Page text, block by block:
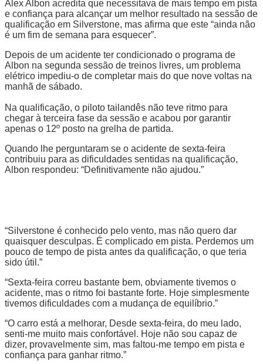
Alex Albon acredita que necessitava de mais tempo em pista
e confiança para alcançar um melhor resultado na sessão de
qualificação em Silverstone, mas afirma que este “ainda não
é um fim de semana para esquecer”.
Depois de um acidente ter condicionado o programa de
Albon na segunda sessão de treinos livres, um problema
elétrico impediu-o de completar mais do que nove voltas na
manhã de sábado.
Na qualificação, o piloto tailandês não teve ritmo para
chegar à terceira fase da sessão e acabou por garantir
apenas o 12º posto na grelha de partida.
Quando lhe perguntaram se o acidente de sexta-feira
contribuiu para as dificuldades sentidas na qualificação,
Albon respondeu: “Definitivamente não ajudou.”
“Silverstone é conhecido pelo vento, mas não quero dar
quaisquer desculpas. É complicado em pista. Perdemos um
pouco de tempo de pista antes da qualificação, o que teria
sido útil.”
“Sexta-feira correu bastante bem, obviamente tivemos o
acidente, mas o ritmo foi bastante forte. Hoje simplesmente
tivemos dificuldades com a mudança de equilíbrio.”
“O carro está a melhorar, Desde sexta-feira, do meu lado,
senti-me muito mais confortável. Hoje não sou capaz de
dizer, provavelmente sim, mas faltou-me tempo em pista e
confiança para ganhar ritmo.”